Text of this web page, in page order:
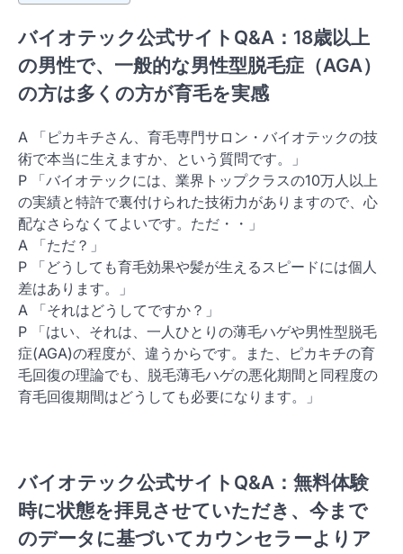
バイオテック公式サイトQ&A：18歳以上
の男性で、一般的な男性型脱毛症（AGA）
の方は多くの方が育毛を実感
A 「ピカキチさん、育毛専門サロン・バイオテックの技
術で本当に生えますか、という質問です。」
P 「バイオテックには、業界トップクラスの10万人以上
の実績と特許で裏付けられた技術力がありますので、心
配なさらなくてよいです。ただ・・」
A 「ただ？」
P 「どうしても育毛効果や髪が生えるスピードには個人
差はあります。」
A 「それはどうしてですか？」
P 「はい、それは、一人ひとりの薄毛ハゲや男性型脱毛
症(AGA)の程度が、違うからです。また、ピカキチの育
毛回復の理論でも、脱毛薄毛ハゲの悪化期間と同程度の
育毛回復期間はどうしても必要になります。」
バイオテック公式サイトQ&A：無料体験
時に状態を拝見させていただき、今まで
のデータに基づいてカウンセラーよりア